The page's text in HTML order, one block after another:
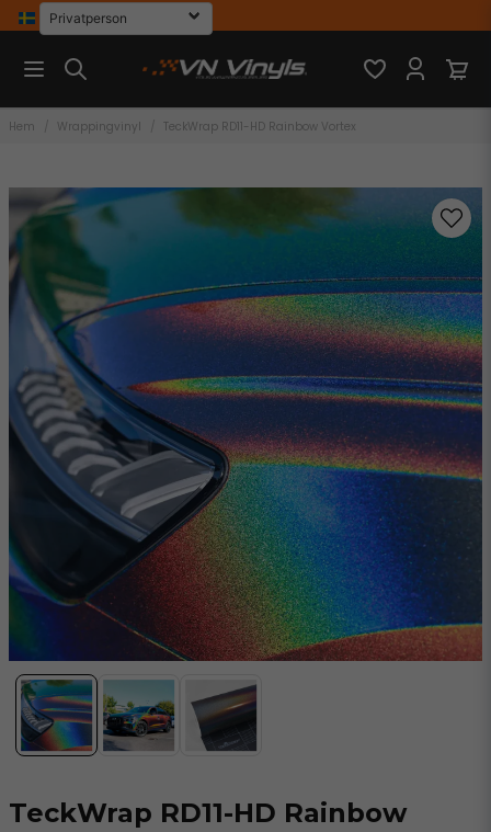
Hem Wrappingvinyl TeckWrap RD11-HD Rainbow Vortex
TeckWrap RD11-HD Rainbow